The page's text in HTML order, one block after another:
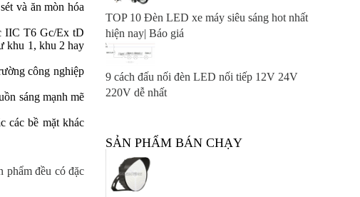
và ăn mòn hóa
IIC T6 Gc/Ex tD
khu 1, khu 2 hay
công nghiệp
sáng mạnh mẽ
các bề mặt khác
phẩm đều có đặc
TOP 10 Đèn LED xe máy siêu sáng hot nhất
hiện nay| Báo giá
9 cách đấu nối đèn LED nối tiếp 12V 24V
220V dễ nhất
SẢN PHẨM BÁN CHẠY